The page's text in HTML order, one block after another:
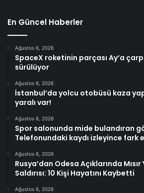
En Güncel Haberler
Ağustos 6, 2026
SpaceX roketinin parçası Ay’a
sürülüyor
Ağustos 6, 2026
İstanbul’da yolcu otobüsü kaza
yaralı var!
Ağustos 6, 2026
Spor salonunda mide bulandıran
Telefonundaki kaydı izleyince fark
Ağustos 6, 2026
Rusya’dan Odesa Açıklarında
Saldırısı: 10 Kişi Hayatını Kaybetti
Ağustos 6, 2026